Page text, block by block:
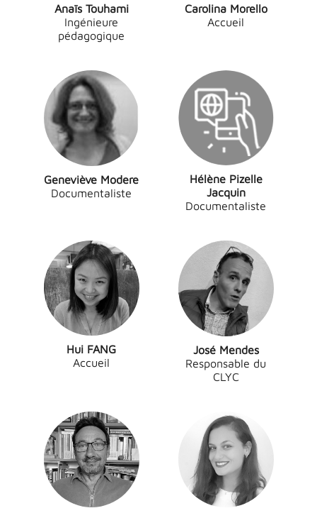
Anaïs Touhami
Ingénieure
pédagogique
Carolina Morello
Accueil
Geneviève Modere
Documentaliste
Hélène Pizelle
Jacquin
Documentaliste
Hui FANG
Accueil
José Mendes
Responsable du
CLYC